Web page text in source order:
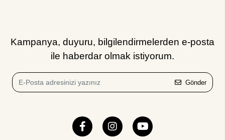
Kampanya, duyuru, bilgilendirmelerden e-posta
ile haberdar olmak istiyorum.
Gönder